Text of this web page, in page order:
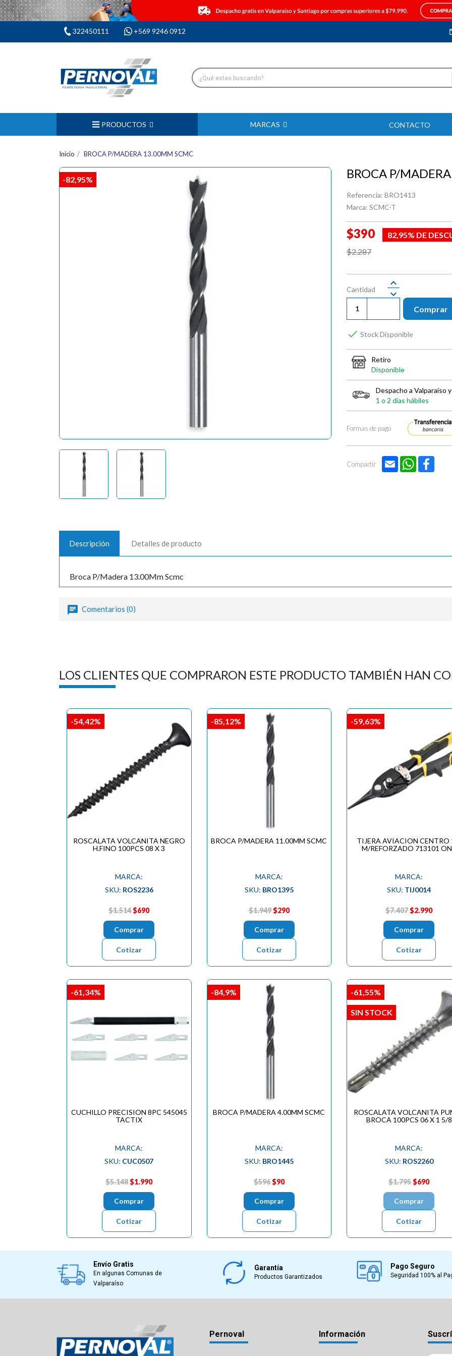
322450111 +569 9246 0912
PRODUCTOS MARCAS CONTACTO
Inicio BROCA P/MADERA 13.00MM SCMC
-82,95% BROCA P/
Referencia: BRO1413
Marca: SCMC-T
$390
82,95% DE
$2.287
Cantidad
Comprar
 Stock Disponible
Retiro
Disponible
Despacho a Valparaíso
1 o 2 días hábiles
Formas de pago
Compartir Email WhatsApp
Descripción Detalles de producto
Broca P/Madera 13.00Mm Scmc
Comentarios (0)
LOS CLIENTES QUE COMPRARON ESTE PRODUCTO TAMBIÉN HAN
ROSCALATA VOLCANITA NEGRO
H.FINO 100PCS 08 X 3
MARCA:
SKU: ROS2236
$1.514$690
Comprar
Cotizar
-54,42%
BROCA P/MADERA 11.00MM SCMC
MARCA:
SKU: BRO1395
$1.949$290
Comprar
Cotizar
-85,12%
TIJERA AVIACION CENTRO
M/REFORZADO 713101
MARCA:
SKU: TIJ0014
$7.407$2.990
Comprar
Cotizar
-59,63%
CUCHILLO PRECISION 8PC 545045
TACTIX
MARCA:
SKU: CUC0507
$5.148$1.990
Comprar
Cotizar
-61,34%
BROCA P/MADERA 4.00MM SCMC
MARCA:
SKU: BRO1445
$596$90
Comprar
Cotizar
-84,9%
ROSCALATA VOLCANITA
BROCA 100PCS 06 X 1 5/8
MARCA:
SKU: ROS2260
$1.795$690
Comprar
Cotizar
-61,55%
SIN STOCK
Envío Gratis
En algunas Comunas de
Valparaíso
Garantía
Productos Garantizados
Pago Seguro
Seguridad 100% al
Pernoval Información